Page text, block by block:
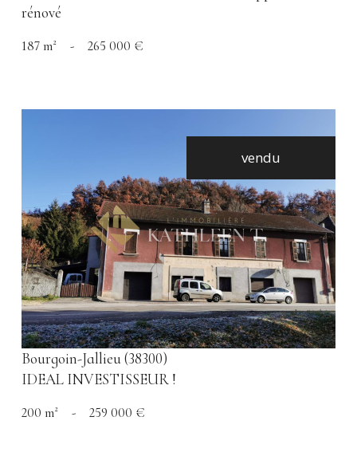
rénové
187 m² - 265 000 €
vendu
voir le bien
Bourgoin-Jallieu (38300)
IDEAL INVESTISSEUR !
200 m² - 259 000 €